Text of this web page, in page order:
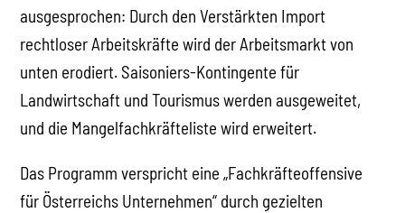
ausgesprochen: Durch den Verstärkten Import
rechtloser Arbeitskräfte wird der Arbeitsmarkt von
unten erodiert. Saisoniers-Kontingente für
Landwirtschaft und Tourismus werden ausgeweitet,
und die Mangelfachkräfteliste wird erweitert.
Das Programm verspricht eine „Fachkräfteoffensive
für Österreichs Unternehmen“ durch gezielten